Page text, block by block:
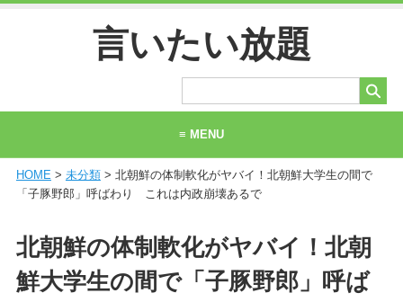
言いたい放題
≡ MENU
ホーム
お問い合わせ
HOME> 未分類> 北朝鮮の体制軟化がヤバイ！北朝鮮大学生の間で
「子豚野郎」呼ばわり これは内政崩壊あるで
北朝鮮の体制軟化がヤバイ！北朝
鮮大学生の間で「子豚野郎」呼ば